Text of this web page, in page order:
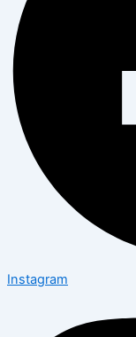
Instagram